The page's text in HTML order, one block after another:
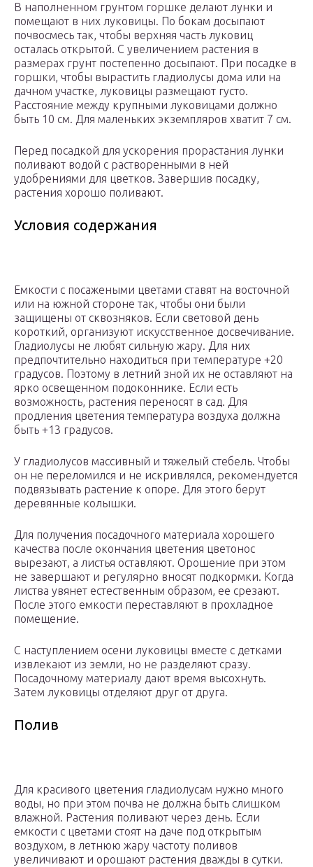
В наполненном грунтом горшке делают лунки и
помещают в них луковицы. По бокам досыпают
почвосмесь так, чтобы верхняя часть луковиц
осталась открытой. С увеличением растения в
размерах грунт постепенно досыпают. При посадке в
горшки, чтобы вырастить гладиолусы дома или на
дачном участке, луковицы размещают густо.
Расстояние между крупными луковицами должно
быть 10 см. Для маленьких экземпляров хватит 7 см.
Перед посадкой для ускорения прорастания лунки
поливают водой с растворенными в ней
удобрениями для цветков. Завершив посадку,
растения хорошо поливают.
Условия содержания
Емкости с посажеными цветами ставят на восточной
или на южной стороне так, чтобы они были
защищены от сквозняков. Если световой день
короткий, организуют искусственное досвечивание.
Гладиолусы не любят сильную жару. Для них
предпочтительно находиться при температуре +20
градусов. Поэтому в летний зной их не оставляют на
ярко освещенном подоконнике. Если есть
возможность, растения переносят в сад. Для
продления цветения температура воздуха должна
быть +13 градусов.
У гладиолусов массивный и тяжелый стебель. Чтобы
он не переломился и не искривлялся, рекомендуется
подвязывать растение к опоре. Для этого берут
деревянные колышки.
Для получения посадочного материала хорошего
качества после окончания цветения цветонос
вырезают, а листья оставляют. Орошение при этом
не завершают и регулярно вносят подкормки. Когда
листва увянет естественным образом, ее срезают.
После этого емкости переставляют в прохладное
помещение.
С наступлением осени луковицы вместе с детками
извлекают из земли, но не разделяют сразу.
Посадочному материалу дают время высохнуть.
Затем луковицы отделяют друг от друга.
Полив
Для красивого цветения гладиолусам нужно много
воды, но при этом почва не должна быть слишком
влажной. Растения поливают через день. Если
емкости с цветами стоят на даче под открытым
воздухом, в летнюю жару частоту поливов
увеличивают и орошают растения дважды в сутки.